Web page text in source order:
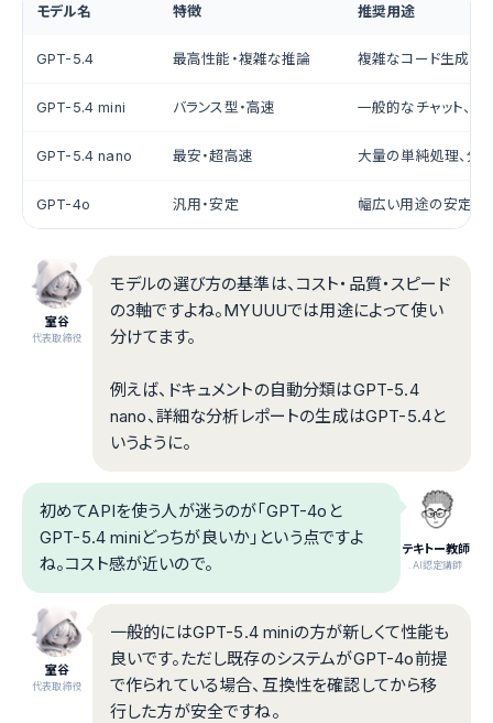
モデル名 特徴 推奨用途
GPT-5.4 最高性能・複雑な推論 複雑なコード生成、
GPT-5.4 mini バランス型・高速 一般的なチャット、要
GPT-5.4 nano 最安・超高速 大量の単純処理、分
GPT-4o 汎用・安定 幅広い用途の安定処
室谷
代表取締役
モデルの選び方の基準は、コスト・品質・スピード
の3軸ですよね。MYUUUでは用途によって使い
分けてます。
例えば、ドキュメントの自動分類はGPT-5.4
nano、詳細な分析レポートの生成はGPT-5.4と
いうように。
テキトー教師
.AI認定講師
初めてAPIを使う人が迷うのが「GPT-4oと
GPT-5.4 miniどっちが良いか」という点ですよ
ね。コスト感が近いので。
室谷
代表取締役
一般的にはGPT-5.4 miniの方が新しくて性能も
良いです。ただし既存のシステムがGPT-4o前提
で作られている場合、互換性を確認してから移
行した方が安全ですね。